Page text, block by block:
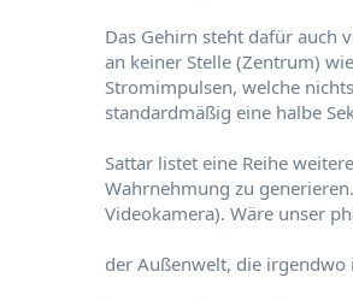
Das Gehirn steht dafür auch
an keiner Stelle (Zentrum)
Stromimpulsen, welche
standardmäßig eine halbe
Sattar listet eine Reihe
Wahrnehmung zu
Videokamera). Wäre unser
der Außenwelt, die irgendwo